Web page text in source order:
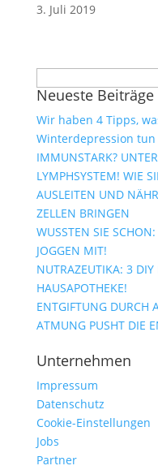
3. Juli 2019
nach:
Neueste Beiträge
Wir haben 4 Tipps,
Winterdepression tun
IMMUNSTARK?
LYMPHSYSTEM! WIE
AUSLEITEN UND
ZELLEN BRINGEN
WUSSTEN SIE
JOGGEN MIT!
NUTRAZEUTIKA: 3 DIY
HAUSAPOTHEKE!
ENTGIFTUNG DURCH
ATMUNG PUSHT DIE
Unternehmen
Impressum
Datenschutz
Cookie-Einstellungen
Jobs
Partner